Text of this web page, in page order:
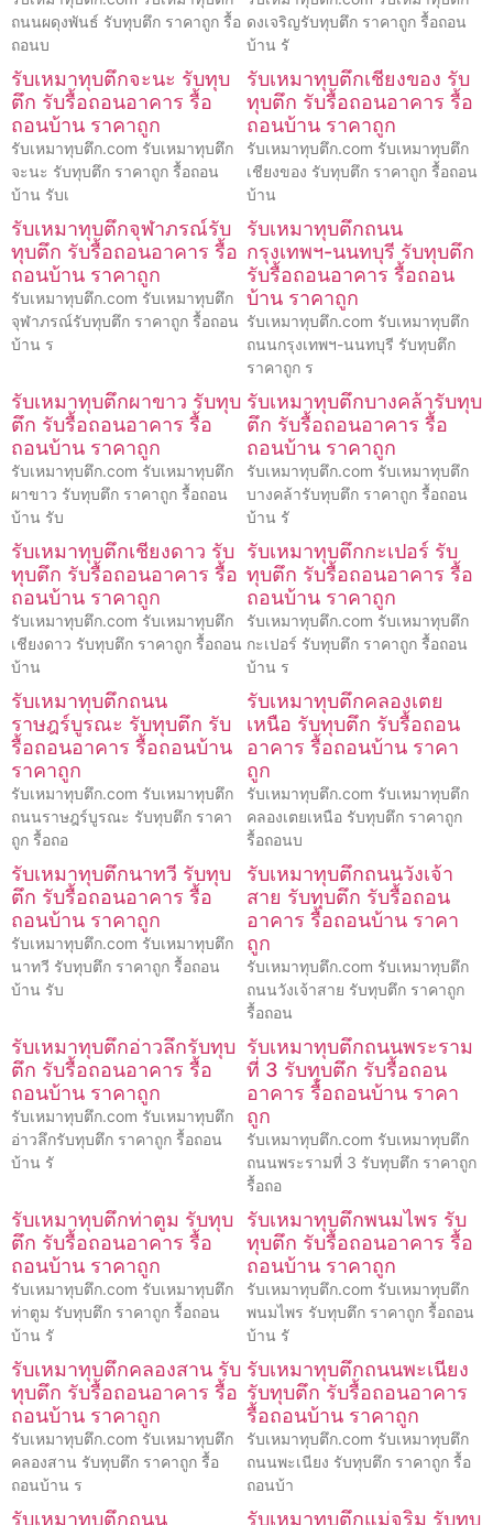
ถนนผดุงพันธ์ รับทุบตึก ราคาถูก รื้อ
ถอนบ
ดงเจริญรับทุบตึก ราคาถูก รื้อถอน
บ้าน รั
รับเหมาทุบตึกจะนะ รับทุบ
ตึก รับรื้อถอนอาคาร รื้อ
ถอนบ้าน ราคาถูก
รับเหมาทุบตึก.com รับเหมาทุบตึก
จะนะ รับทุบตึก ราคาถูก รื้อถอน
บ้าน รับเ
รับเหมาทุบตึกเชียงของ รับ
ทุบตึก รับรื้อถอนอาคาร รื้อ
ถอนบ้าน ราคาถูก
รับเหมาทุบตึก.com รับเหมาทุบตึก
เชียงของ รับทุบตึก ราคาถูก รื้อถอน
บ้าน
รับเหมาทุบตึกจุฬาภรณ์รับ
ทุบตึก รับรื้อถอนอาคาร รื้อ
ถอนบ้าน ราคาถูก
รับเหมาทุบตึก.com รับเหมาทุบตึก
จุฬาภรณ์รับทุบตึก ราคาถูก รื้อถอน
บ้าน ร
รับเหมาทุบตึกถนน
กรุงเทพฯ-นนทบุรี รับทุบตึก
รับรื้อถอนอาคาร รื้อถอน
บ้าน ราคาถูก
รับเหมาทุบตึก.com รับเหมาทุบตึก
ถนนกรุงเทพฯ-นนทบุรี รับทุบตึก
ราคาถูก ร
รับเหมาทุบตึกผาขาว รับทุบ
ตึก รับรื้อถอนอาคาร รื้อ
ถอนบ้าน ราคาถูก
รับเหมาทุบตึก.com รับเหมาทุบตึก
ผาขาว รับทุบตึก ราคาถูก รื้อถอน
บ้าน รับ
รับเหมาทุบตึกบางคล้ารับทุบ
ตึก รับรื้อถอนอาคาร รื้อ
ถอนบ้าน ราคาถูก
รับเหมาทุบตึก.com รับเหมาทุบตึก
บางคล้ารับทุบตึก ราคาถูก รื้อถอน
บ้าน รั
รับเหมาทุบตึกเชียงดาว รับ
ทุบตึก รับรื้อถอนอาคาร รื้อ
ถอนบ้าน ราคาถูก
รับเหมาทุบตึก.com รับเหมาทุบตึก
เชียงดาว รับทุบตึก ราคาถูก รื้อถอน
บ้าน
รับเหมาทุบตึกกะเปอร์ รับ
ทุบตึก รับรื้อถอนอาคาร รื้อ
ถอนบ้าน ราคาถูก
รับเหมาทุบตึก.com รับเหมาทุบตึก
กะเปอร์ รับทุบตึก ราคาถูก รื้อถอน
บ้าน ร
รับเหมาทุบตึกถนน
ราษฎร์บูรณะ รับทุบตึก รับ
รื้อถอนอาคาร รื้อถอนบ้าน
ราคาถูก
รับเหมาทุบตึก.com รับเหมาทุบตึก
ถนนราษฎร์บูรณะ รับทุบตึก ราคา
ถูก รื้อถอ
รับเหมาทุบตึกคลองเตย
เหนือ รับทุบตึก รับรื้อถอน
อาคาร รื้อถอนบ้าน ราคา
ถูก
รับเหมาทุบตึก.com รับเหมาทุบตึก
คลองเตยเหนือ รับทุบตึก ราคาถูก
รื้อถอนบ
รับเหมาทุบตึกนาทวี รับทุบ
ตึก รับรื้อถอนอาคาร รื้อ
ถอนบ้าน ราคาถูก
รับเหมาทุบตึก.com รับเหมาทุบตึก
นาทวี รับทุบตึก ราคาถูก รื้อถอน
บ้าน รับ
รับเหมาทุบตึกถนนวังเจ้า
สาย รับทุบตึก รับรื้อถอน
อาคาร รื้อถอนบ้าน ราคา
ถูก
รับเหมาทุบตึก.com รับเหมาทุบตึก
ถนนวังเจ้าสาย รับทุบตึก ราคาถูก
รื้อถอน
รับเหมาทุบตึกอ่าวลึกรับทุบ
ตึก รับรื้อถอนอาคาร รื้อ
ถอนบ้าน ราคาถูก
รับเหมาทุบตึก.com รับเหมาทุบตึก
อ่าวลึกรับทุบตึก ราคาถูก รื้อถอน
บ้าน รั
รับเหมาทุบตึกถนนพระราม
ที่ 3 รับทุบตึก รับรื้อถอน
อาคาร รื้อถอนบ้าน ราคา
ถูก
รับเหมาทุบตึก.com รับเหมาทุบตึก
ถนนพระรามที่ 3 รับทุบตึก ราคาถูก
รื้อถอ
รับเหมาทุบตึกท่าตูม รับทุบ
ตึก รับรื้อถอนอาคาร รื้อ
ถอนบ้าน ราคาถูก
รับเหมาทุบตึก.com รับเหมาทุบตึก
ท่าตูม รับทุบตึก ราคาถูก รื้อถอน
บ้าน รั
รับเหมาทุบตึกพนมไพร รับ
ทุบตึก รับรื้อถอนอาคาร รื้อ
ถอนบ้าน ราคาถูก
รับเหมาทุบตึก.com รับเหมาทุบตึก
พนมไพร รับทุบตึก ราคาถูก รื้อถอน
บ้าน รั
รับเหมาทุบตึกคลองสาน รับ
ทุบตึก รับรื้อถอนอาคาร รื้อ
ถอนบ้าน ราคาถูก
รับเหมาทุบตึก.com รับเหมาทุบตึก
คลองสาน รับทุบตึก ราคาถูก รื้อ
ถอนบ้าน ร
รับเหมาทุบตึกถนนพะเนียง
รับทุบตึก รับรื้อถอนอาคาร
รื้อถอนบ้าน ราคาถูก
รับเหมาทุบตึก.com รับเหมาทุบตึก
ถนนพะเนียง รับทุบตึก ราคาถูก รื้อ
ถอนบ้า
รับเหมาทุบตึกถนน รับเหมาทุบตึกแม่จริม รับทุบ